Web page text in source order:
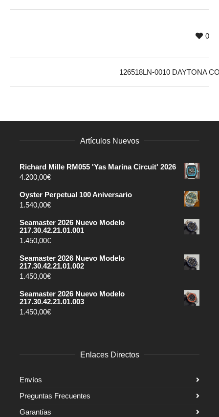
0
126518LN-0010 DAYTONA
Artículos Nuevos
Richard Mille RM055 'Yas Marina Circuit' 2026
4.200,00€
Oyster Perpetual 100 Aniversario
1.540,00€
Seamaster 2026 Nuevo Modelo
217.30.42.21.01.001
1.450,00€
Seamaster 2026 Nuevo Modelo
217.30.42.21.01.002
1.450,00€
Seamaster 2026 Nuevo Modelo
217.30.42.21.01.003
1.450,00€
Enlaces Directos
Envíos
Preguntas Frecuentes
Garantías